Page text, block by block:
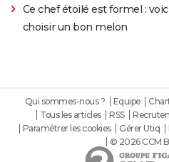
Ce chef étoilé est formel :
choisir un bon melon
Qui sommes-nous ? Equipe
Tous les articles
RSS
Paramétrer les cookies
Gérer Utiq
© 2026 CCM